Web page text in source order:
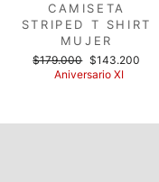
CAMISETA
STRIPED T SHIRT
MUJER
Precio
habitual
$179.000 Precio
de
$143.200
Aniversario XI